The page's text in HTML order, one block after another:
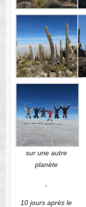
sur une autre
planète
10 jours après le